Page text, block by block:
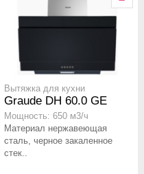
Вытяжка для кухни
Graude DH 60.0 GE
Мощность: 650 м3/ч
Материал нержавеющая
сталь, черное закаленное
стек..